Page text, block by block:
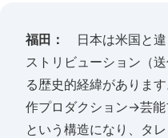
福田：
日本は米国と違
ストリビューション（
る歴史的経緯がありま
作プロダクション→芸能
という構造になり、タ